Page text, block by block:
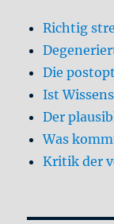
Richtig
Die
Ist
Der
Was
Kritik der